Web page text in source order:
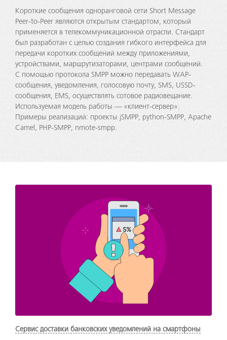
Короткие сообщения одноранговой сети Short Message
Peer-to-Peer являются открытым стандартом, который
применяется в телекоммуникационной отрасли. Стандарт
был разработан с целью создания гибкого интерфейса для
передачи коротких сообщений между приложениями,
устройствами, маршрутизаторами, центрами сообщений.
С помощью протокола SMPP можно передавать WAP-
сообщения, уведомления, голосовую почту, SMS, USSD-
сообщения, EMS, осуществлять сотовое радиовещание.
Используемая модель работы — «клиент-сервер».
Примеры реализаций: проекты jSMPP, python-SMPP, Apache
Camel, PHP-SMPP, nmote-smpp.
Сервис доставки банковских уведомлений на смартфоны